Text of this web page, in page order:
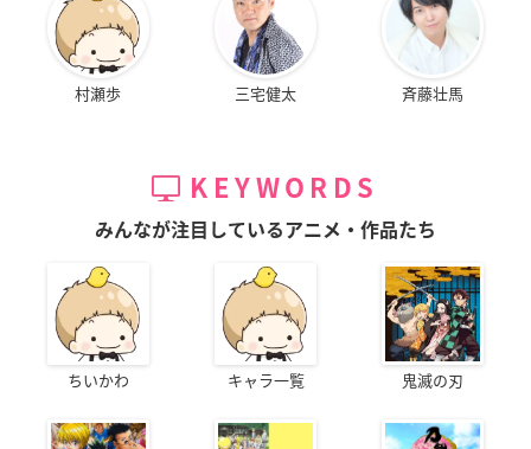
村瀬歩 三宅健太 斉藤壮馬
KEYWORDS
みんなが注目しているアニメ・作品たち
ちいかわ キャラ一覧 鬼滅の刃